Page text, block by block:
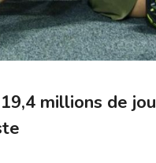
millions de